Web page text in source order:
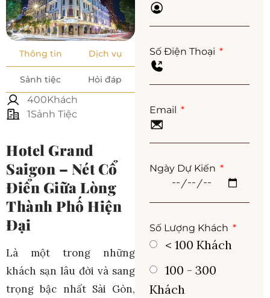
Thông tin Dịch vụ
Sảnh tiệc Hỏi đáp
400Khách
1Sảnh Tiệc
Hotel Grand
Saigon – Nét Cổ
Điển Giữa Lòng
Thành Phố Hiện
Đại
Là một trong những
khách sạn lâu đời và sang
trọng bậc nhất Sài Gòn,
Số Điện Thoại
Email
Ngày Dự Kiến
Số Lượng Khách
< 100 Khách
100 - 300
Khách